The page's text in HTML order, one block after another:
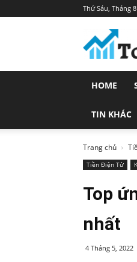
Thứ Sáu, Tháng
HOME
TIN KHÁC
Trang chủ
Tiền Điện Tử
Top
nhất
4 Tháng 5, 2022